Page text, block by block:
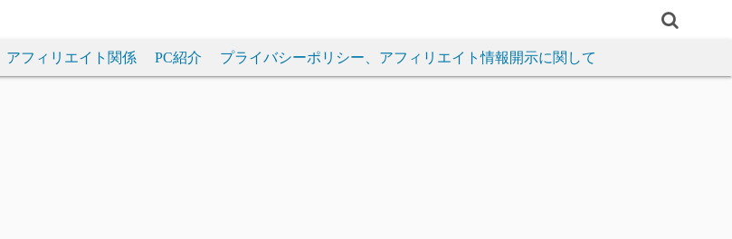
アフィリエイト関係 PC紹介 プライバシーポリシー、アフィリエイト情報開示に関して